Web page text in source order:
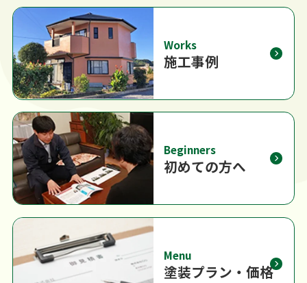
Works
施工事例
Beginners
初めての方へ
Menu
塗装プラン・価格